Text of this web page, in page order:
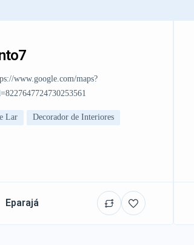
www.google.com/maps?
Lar Decorador de Interiores
Eparajá